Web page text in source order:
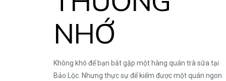
NHỚ
Không khó để bạn bắt gặp một hàng quán trà sữa tại
Bảo Lộc. Nhưng thực sự để kiếm được một quán ngon